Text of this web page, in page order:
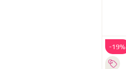
-19%